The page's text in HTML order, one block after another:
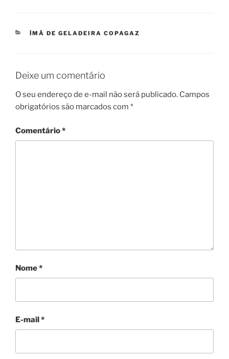
CATEGORIAS
ÍMÃ DE GELADEIRA COPAGAZ
Deixe um comentário
O seu endereço de e-mail não será publicado. Campos
obrigatórios são marcados com *
Comentário*
Nome*
E-mail*